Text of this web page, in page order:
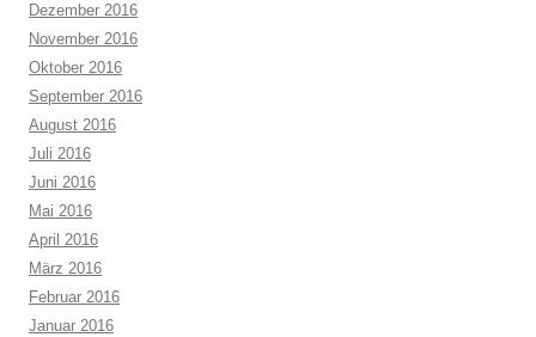
Dezember 2016
November 2016
Oktober 2016
September 2016
August 2016
Juli 2016
Juni 2016
Mai 2016
April 2016
März 2016
Februar 2016
Januar 2016